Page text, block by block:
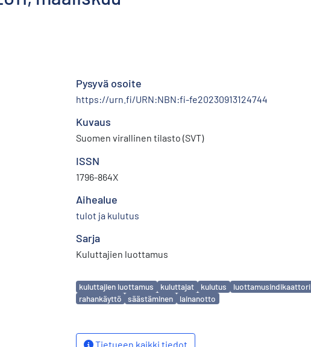
Pysyvä osoite
https://urn.fi/URN:NBN:fi-fe20230913124744
Kuvaus
Suomen virallinen tilasto (SVT)
ISSN
1796-864X
Aihealue
tulot ja kulutus
Sarja
Kuluttajien luottamus
Avainsanat
kuluttajien luottamus kuluttajat kulutus luottamusindikaattori
rahankäyttö
säästäminen lainanotto
Tietueen kaikki tiedot